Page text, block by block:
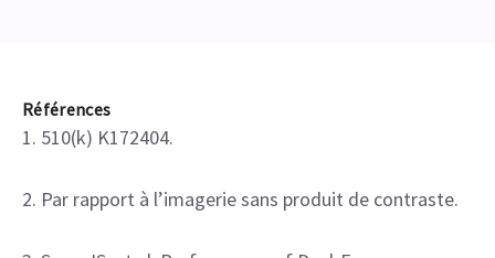
Références
1. 510(k) K172404.
2. Par rapport à l’imagerie sans produit de contraste.